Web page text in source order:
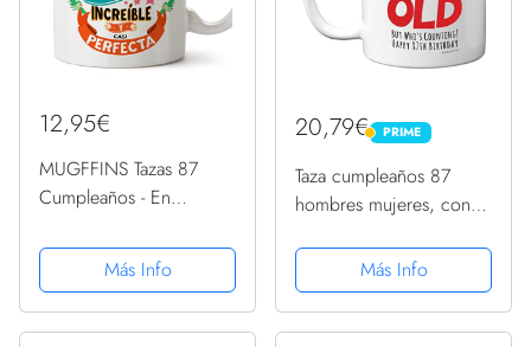
12,95€
MUGFFINS Tazas 87
Cumpleaños - En
87 años llegar a ser
increíble - 11 oz - Regalo
original y divertido
Más Info
20,79€ PRIME
PRIME
Taza cumpleaños 87
hombres mujeres, con
divertida, adultos,
ochenta siete ochenta
séptimo regalo
Más Info